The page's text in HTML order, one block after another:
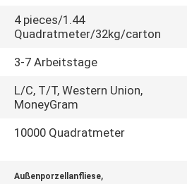
4 pieces/1.44
Quadratmeter/32kg/carton
3-7 Arbeitstage
L/C, T/T, Western Union,
MoneyGram
10000 Quadratmeter
Außenporzellanfliese,